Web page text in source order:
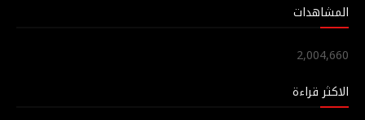
المشاهدات
2,004,660
الاكثر قراءة